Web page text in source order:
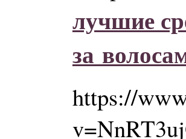
лучшие
за
https://